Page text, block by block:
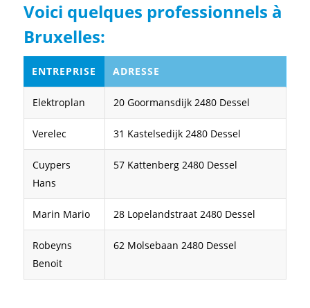
Voici quelques professionnels à
Bruxelles:
ENTREPRISE ADRESSE
Elektroplan 20 Goormansdijk 2480 Dessel
Verelec 31 Kastelsedijk 2480 Dessel
Cuypers
Hans
57 Kattenberg 2480 Dessel
Marin Mario 28 Lopelandstraat 2480 Dessel
Robeyns
Benoit
62 Molsebaan 2480 Dessel